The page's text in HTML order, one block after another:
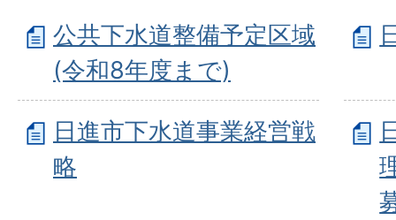
公共下水道整備予定区域
(令和8年度まで)
日進市下水道事業経営戦
略